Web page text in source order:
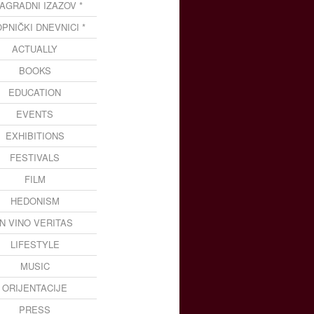
IZAZOV *
DNEVNICI *
ACTUALLY
BOOKS
EDUCATION
EVENTS
EXHIBITIONS
FESTIVALS
FILM
HEDONISM
VINO VERITAS
LIFESTYLE
MUSIC
ORIJENTACIJE
PRESS